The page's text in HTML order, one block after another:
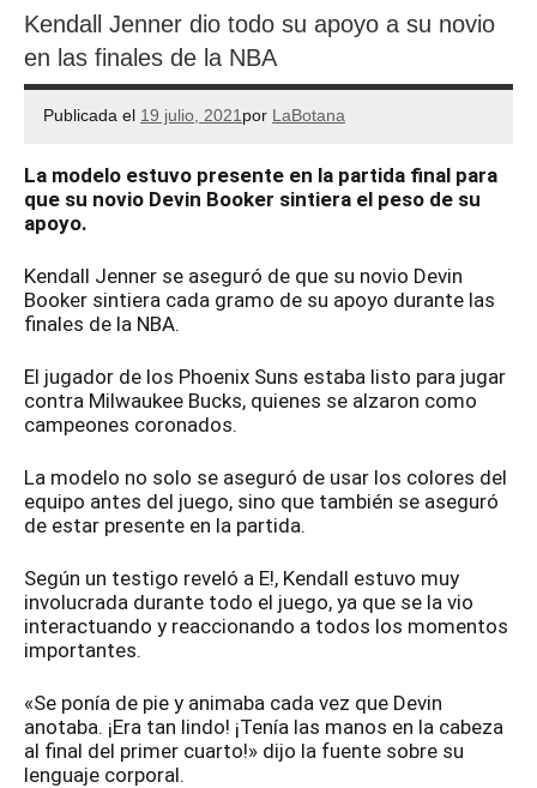
Kendall Jenner dio todo su apoyo a su novio
en las finales de la NBA
Publicada el 19 julio, 2021por LaBotana
La modelo estuvo presente en la partida final para
que su novio Devin Booker sintiera el peso de su
apoyo.
Kendall Jenner se aseguró de que su novio Devin
Booker sintiera cada gramo de su apoyo durante las
finales de la NBA.
El jugador de los Phoenix Suns estaba listo para jugar
contra Milwaukee Bucks, quienes se alzaron como
campeones coronados.
La modelo no solo se aseguró de usar los colores del
equipo antes del juego, sino que también se aseguró
de estar presente en la partida.
Según un testigo reveló a E!, Kendall estuvo muy
involucrada durante todo el juego, ya que se la vio
interactuando y reaccionando a todos los momentos
importantes.
«Se ponía de pie y animaba cada vez que Devin
anotaba. ¡Era tan lindo! ¡Tenía las manos en la cabeza
al final del primer cuarto!» dijo la fuente sobre su
lenguaje corporal.